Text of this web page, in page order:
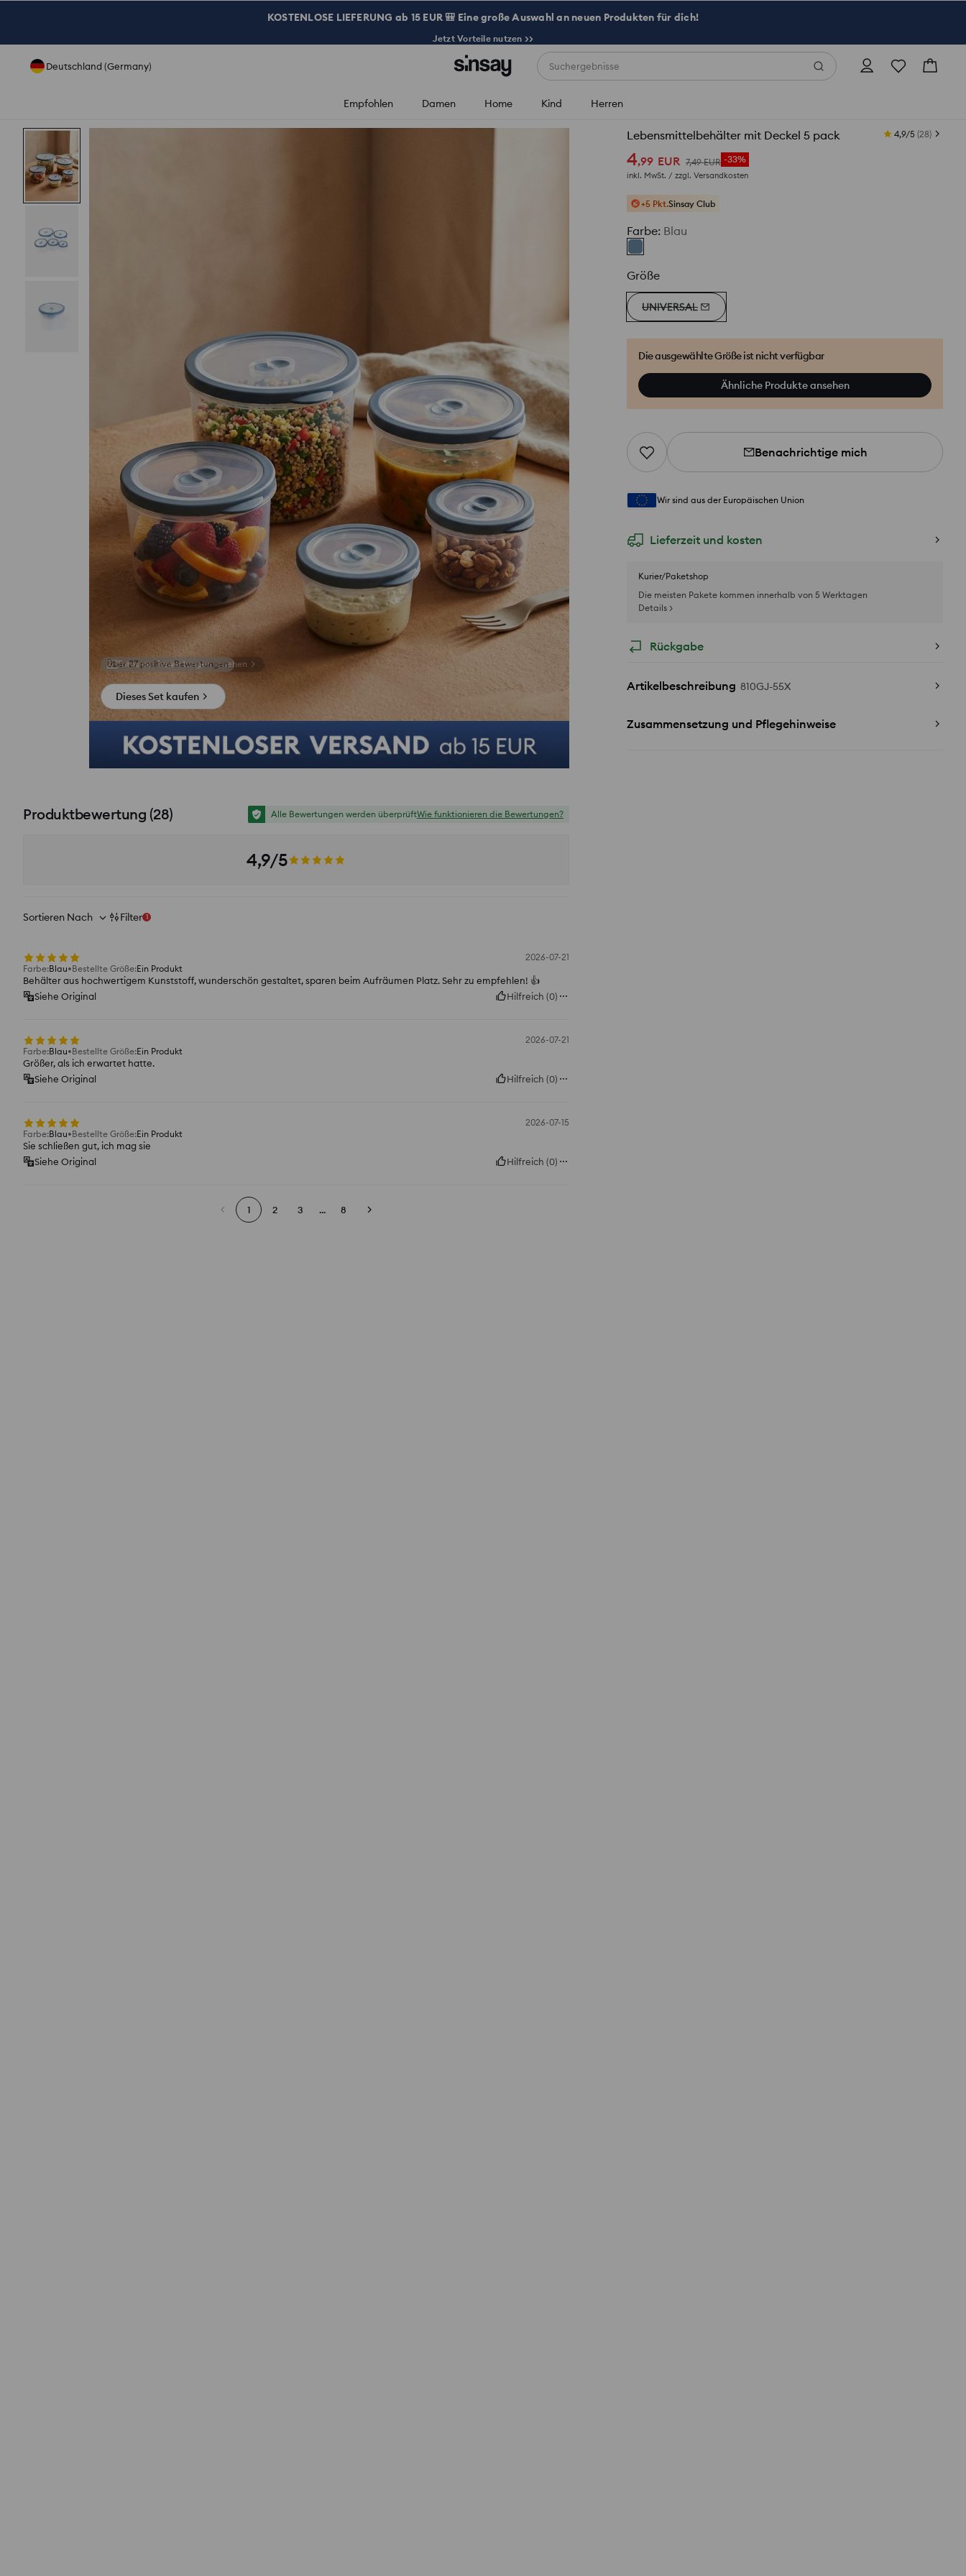
KOSTENLOSE LIEFERUNG ab 15 EUR 🎒 Eine große Auswahl an neuen Produkten für dich!
Jetzt Vorteile nutzen >>
Deutschland (Germany) Suchergebnisse
Empfohlen Damen Home Kind Herren
Lebensmittelbehälter mit Deckel 5 pack 4,9/5 (28)
4,99 EUR 7,49 EUR -33%
inkl. MwSt. / zzgl. Versandkosten
+5 Pkt.Sinsay Club
Farbe: Blau
Größe
UNIVERSAL
Die ausgewählte Größe ist nicht verfügbar
Ähnliche Produkte ansehen
Benachrichtige mich
Wir sind aus der Europäischen Union
Lieferzeit und kosten
Kurier/Paketshop
Die meisten Pakete kommen innerhalb von 5 Werktagen
Details >
Rückgabe
Artikelbeschreibung 810GJ-55X
Zusammensetzung und Pflegehinweise
Fotos aus Bewertungen ansehen
Dieses Set kaufen
Produktbewertung (28) Alle Bewertungen werden überprüftWie funktionieren die Bewertungen?
4,9/5
Sortieren Nach Filter 1
2026-07-21
Farbe:Blau Bestellte Größe:Ein Produkt
Behälter aus hochwertigem Kunststoff, wunderschön gestaltet, sparen beim Aufräumen Platz. Sehr zu empfehlen! 👍️
Siehe Original
Hilfreich (0)
2026-07-21
Farbe:Blau Bestellte Größe:Ein Produkt
Größer, als ich erwartet hatte.
Siehe Original
Hilfreich (0)
2026-07-15
Farbe:Blau Bestellte Größe:Ein Produkt
Sie schließen gut, ich mag sie
Siehe Original
Hilfreich (0)
1 2 3 ... 8